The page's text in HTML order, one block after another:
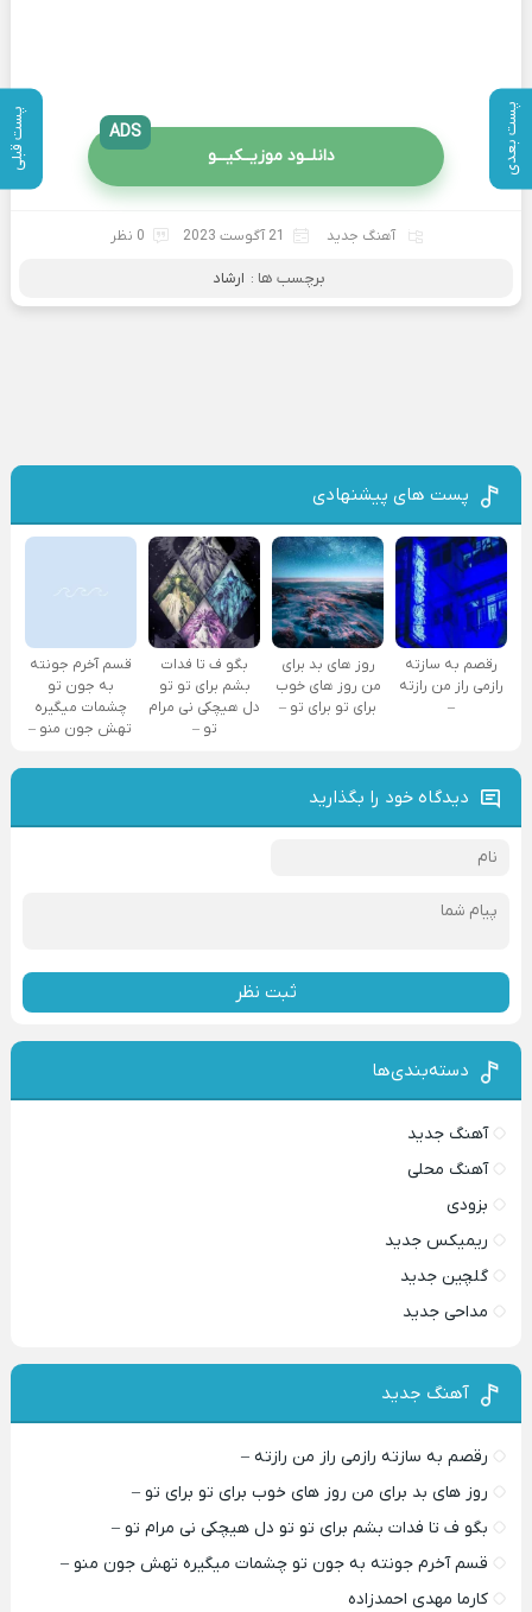
پست بعدی پست قبلی دانلــود موزیــکیـــو
ADS
آهنگ جدید 21 آگوست 2023 0 نظر
برچسب ها : ارشاد
پست های پیشنهادی
رقصم به سازته
رازمی راز من رازته
–
روز های بد برای
من روز های خوب
برای تو برای تو –
بگو ف تا فدات
بشم برای تو تو
دل هیچکی نی مرام
تو –
قسم آخرم جونته
به جون تو
چشمات میگیره
تهش جون منو –
دیدگاه خود را بگذارید
ثبت نظر
دسته‌بندی‌ها
آهنگ جدید
آهنگ محلی
بزودی
ریمیکس جدید
گلچین جدید
مداحی جدید
آهنگ جدید
رقصم به سازته رازمی راز من رازته –
روز های بد برای من روز های خوب برای تو برای تو –
بگو ف تا فدات بشم برای تو تو دل هیچکی نی مرام تو –
قسم آخرم جونته به جون تو چشمات میگیره تهش جون منو –
کارما مهدی احمدزاده